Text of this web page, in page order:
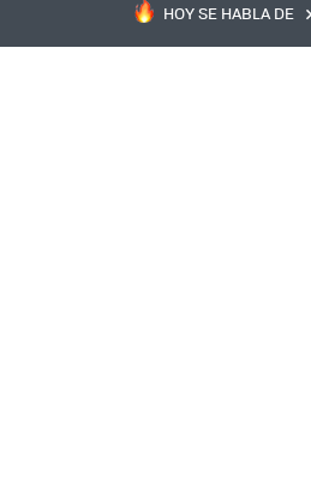
HOY SE HABLA DE